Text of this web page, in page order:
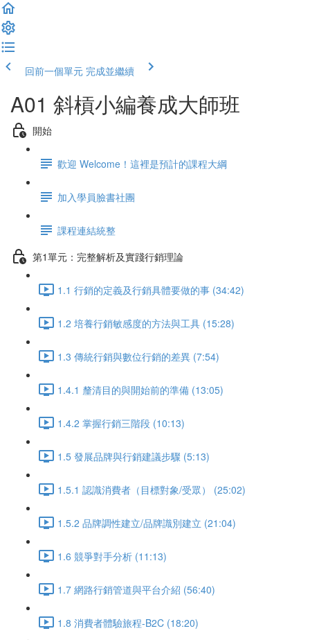
回前一個單元 完成並繼續
A01 斜槓小編養成大師班
開始
歡迎 Welcome！這裡是預計的課程大綱
加入學員臉書社團
課程連結統整
第1單元：完整解析及實踐行銷理論
1.1 行銷的定義及行銷具體要做的事 (34:42)
1.2 培養行銷敏感度的方法與工具 (15:28)
1.3 傳統行銷與數位行銷的差異 (7:54)
1.4.1 釐清目的與開始前的準備 (13:05)
1.4.2 掌握行銷三階段 (10:13)
1.5 發展品牌與行銷建議步驟 (5:13)
1.5.1 認識消費者（目標對象/受眾） (25:02)
1.5.2 品牌調性建立/品牌識別建立 (21:04)
1.6 競爭對手分析 (11:13)
1.7 網路行銷管道與平台介紹 (56:40)
1.8 消費者體驗旅程-B2C (18:20)